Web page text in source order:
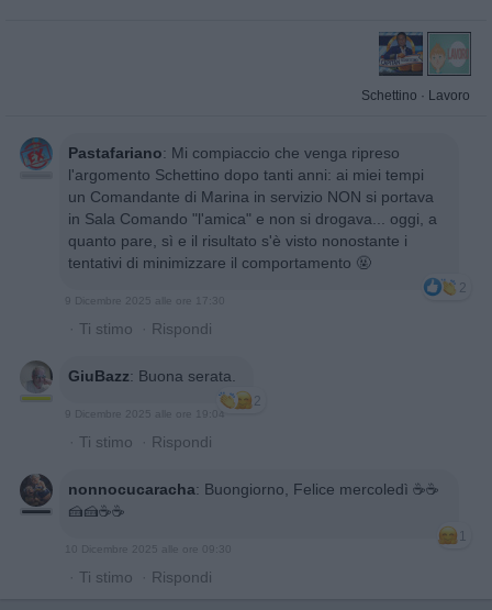
Schettino · Lavoro
Pastafariano: Mi compiaccio che venga ripreso
l'argomento Schettino dopo tanti anni: ai miei tempi
un Comandante di Marina in servizio NON si portava
in Sala Comando "l'amica" e non si drogava... oggi, a
quanto pare, sì e il risultato s'è visto nonostante i
tentativi di minimizzare il comportamento 🤬
2
9 Dicembre 2025 alle ore 17:30
· Ti stimo · Rispondi
GiuBazz: Buona serata.
2
· Ti stimo · Rispondi
nonnocucaracha: Buongiorno, Felice mercoledì ☕️☕️
🍰🍰☕️☕️
1
· Ti stimo · Rispondi